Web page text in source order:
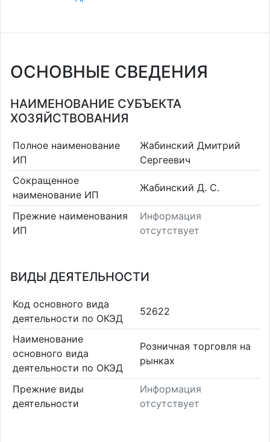
ОСНОВНЫЕ СВЕДЕНИЯ
НАИМЕНОВАНИЕ СУБЪЕКТА
ХОЗЯЙСТВОВАНИЯ
Полное наименование
ИП
Жабинский Дмитрий
Сергеевич
Сокращенное
наименование ИП
Жабинский Д. С.
Прежние наименования
ИП
Информация
отсутствует
ВИДЫ ДЕЯТЕЛЬНОСТИ
Код основного вида
деятельности по ОКЭД
52622
Наименование
основного вида
деятельности по ОКЭД
Розничная торговля на
рынках
Прежние виды
деятельности
Информация
отсутствует